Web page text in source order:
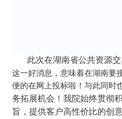
此次在湖南省公共资源交
这一好消息，意味着在湖南要
便的在网上投标啦！与此同时
务拓展机会！ 我院始终贯彻
旨，提供客户高性价比的创